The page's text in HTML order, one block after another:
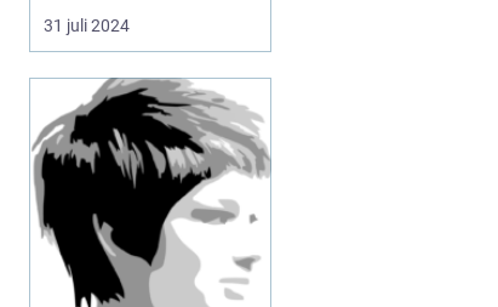
blomstrer et evigt
førsteklasses tilbud
og æstetiske
behandlinger. Med fuldt
fristed for
skønhedssøgende og
dem...
31 juli 2024